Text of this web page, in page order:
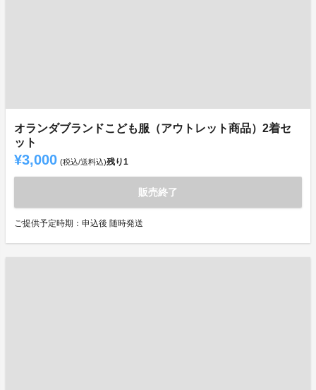
オランダブランドこども服（アウトレット商品）2着セ
ット
¥3,000 (税込/送料込)残り1
販売終了
ご提供予定時期：申込後 随時発送